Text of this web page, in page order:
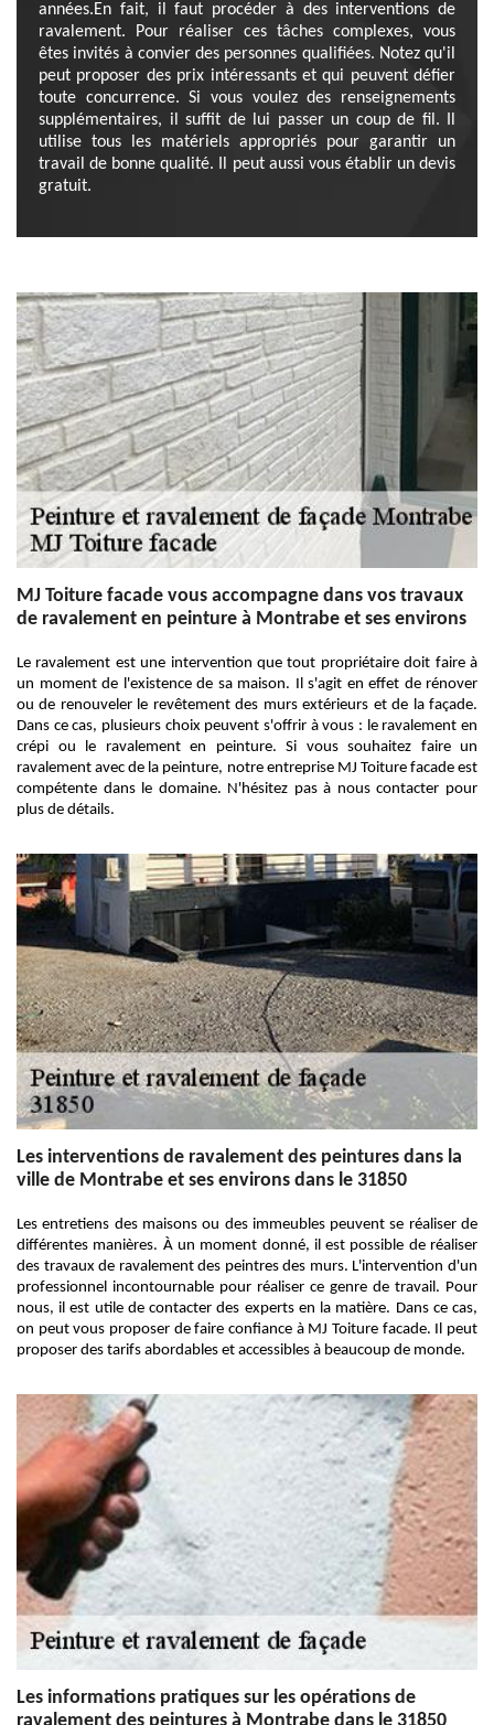
années.En fait, il faut procéder à des interventions de
ravalement. Pour réaliser ces tâches complexes, vous
êtes invités à convier des personnes qualifiées. Notez qu'il
peut proposer des prix intéressants et qui peuvent défier
toute concurrence. Si vous voulez des renseignements
supplémentaires, il suffit de lui passer un coup de fil. Il
utilise tous les matériels appropriés pour garantir un
travail de bonne qualité. Il peut aussi vous établir un devis
gratuit.
MJ Toiture facade vous accompagne dans vos travaux
de ravalement en peinture à Montrabe et ses environs
Le ravalement est une intervention que tout propriétaire doit faire à
un moment de l'existence de sa maison. Il s'agit en effet de rénover
ou de renouveler le revêtement des murs extérieurs et de la façade.
Dans ce cas, plusieurs choix peuvent s'offrir à vous : le ravalement en
crépi ou le ravalement en peinture. Si vous souhaitez faire un
ravalement avec de la peinture, notre entreprise MJ Toiture facade est
compétente dans le domaine. N'hésitez pas à nous contacter pour
plus de détails.
Les interventions de ravalement des peintures dans la
ville de Montrabe et ses environs dans le 31850
Les entretiens des maisons ou des immeubles peuvent se réaliser de
différentes manières. À un moment donné, il est possible de réaliser
des travaux de ravalement des peintres des murs. L'intervention d'un
professionnel incontournable pour réaliser ce genre de travail. Pour
nous, il est utile de contacter des experts en la matière. Dans ce cas,
on peut vous proposer de faire confiance à MJ Toiture facade. Il peut
proposer des tarifs abordables et accessibles à beaucoup de monde.
Les informations pratiques sur les opérations de